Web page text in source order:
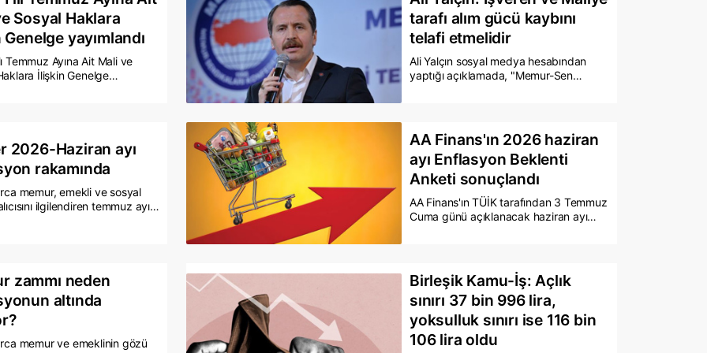
de dikkat çeken artışlar
167 milyar liralık kayıp yaşanırken,
asgari ücretlinin alım gücü yaklaşık 5
bin lira eridi.
Sosyal Haklara
yayımlandı
Temmuz Ayına Ait Mali ve
İlişkin Genelge
tarafı alım gücü kaybını
telafi etmelidir
Ali Yalçın sosyal medya hesabından
yaptığı açıklamada, "Memur-Sen
çıktığımız için değil, memurlarımız ve
emeklilerimiz ekonomik olarak
kaybettiği için sesimizi yükseltiyoruz. "
dedi
2026-Haziran ayı
rakamında
memur, emekli ve sosyal
ilgilendiren temmuz ayı
16,61, memurlar için ise
artış şimdiden netleşti.
AA Finans'ın 2026 haziran
ayı Enflasyon Beklenti
Anketi sonuçlandı
AA Finans'ın TÜİK tarafından 3 Temmuz
Cuma günü açıklanacak haziran ayı
bazda yüzde 1,04 artış yönünde oldu.
zammı neden
altında
memur ve emeklinin gözü
Birleşik Kamu-İş: Açlık
sınırı 37 bin 996 lira,
yoksulluk sınırı ise 116 bin
106 lira oldu